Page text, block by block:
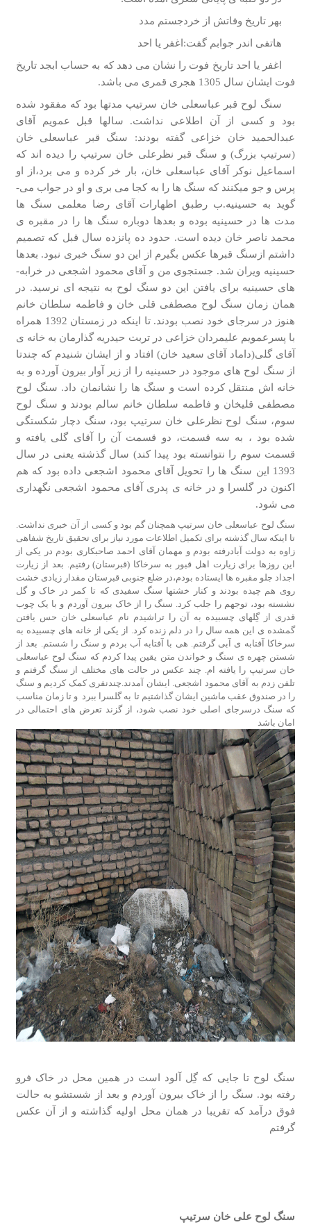
بهر تاریخ وفاتش از خردجستم مدد
هاتفی اندر جوابم گفت:اغفر یا احد
اغفر یا احد تاریخ فوت را نشان می دهد که به حساب ابجد تاریخ
فوت ایشان سال 1305 هجری قمری می باشد.
سنگ لوح قبر عباسعلی خان سرتیپ مدت­ها بود که مفقود شده
بود و کسی از آن اطلاعی نداشت. سال­ها قبل عمویم آقای
عبدالحمید خان خزاعی گفته بودند: سنگ قبر عباسعلی خان
(سرتیپ بزرگ) و سنگ قبر نظرعلی خان سرتیپ را دیده­ اند که
اسماعیل نوکر آقای عباسعلی خان، بار خر کرده و می­ برد،از او
پرس و جو می­کنند که سنگ­ ها را به­ کجا می­ بری و او در جواب می­
گوید به حسینیه.ب رطبق اظهارات آقای رضا معلمی سنگ­ ها
مدت­ ها در حسینیه بوده و بعدها دوباره سنگ­ ها را در مقبره­ ی
محمد ناصر خان دیده است. حدود ده پانزده سال قبل که تصمیم
داشتم ازسنگ قبرها عکس بگیرم از این دو سنگ خبری نبود. بعدها
حسینیه ویران شد. جستجوی من و آقای محمود اشجعی در خرابه­
های حسینیه برای یافتن این دو سنگ لوح به نتیجه­ ای نرسید. در
همان زمان سنگ لوح مصطفی قلی خان و فاطمه سلطان خانم
هنوز در سرجای خود نصب بودند. تا این­که در زمستان 1392 همراه
با پسرعمویم علی­مردان خزاعی در تربت حیدریه گذارمان به خانه­ ی
آقای گلی(داماد آقای سعید خان) افتاد و از ایشان شنیدم که چندتا
از سنگ لوح­ های موجود در حسینیه را از زیر آوار بیرون آورده و به
خانه­ اش منتقل کرده است و سنگ ­ها را نشانمان داد. سنگ لوح
مصطفی قلیخان و فاطمه سلطان خانم سالم بودند و سنگ لوح
سوم، سنگ لوح نظرعلی خان سرتیپ بود، سنگ دچار شکستگی
شده بود ، به سه قسمت، دو قسمت آن را آقای گلی یافته و
قسمت سوم را نتوانسته بود پیدا کند) سال گذشته یعنی در سال
1393 این سنگ­ ها را تحویل آقای محمود اشجعی داده بود که هم
اکنون در گلسرا و در خانه­ ی پدری آقای محمود اشجعی نگهداری
می­ شود.
سنگ لوح عباسعلی خان سرتیپ همچنان گم بود و کسی از آن خبری نداشت.
تا این­که سال گذشته برای تکمیل اطلاعات مورد نیاز برای تحقیق تاریخ شفاهی
زاوه به دولت آبادرفته بودم و مهمان آقای احمد صاحبکاری بودم در یکی از
این روزها برای زیارت اهل قبور به سرخاکا (قبرستان) رفتیم. بعد از زیارت
اجداد جلو مقبره­ ها ایستاده بودم،در ضلع جنوبی قبرستان مقدار زیادی خشت
روی هم چیده بودند و کنار خشت­ها سنگ سفیدی که تا کمر در خاک و گل
نشسته بود، توجهم را جلب کرد. سنگ را از خاک بیرون آوردم و با یک چوب
قدری از گِل­های چسبیده به آن را تراشیدم نام عباسعلی خان حس یافتن
گمشده­ ی این همه سال را در دلم زنده کرد. از یکی از خانه­ های چسبیده به
سرخاکا آفتابه­ ی آبی گرفتم. هی با آفتابه آب بردم و سنگ را شستم. بعد از
شستن چهره­ ی سنگ و خواندن متن یقین پیدا کردم که سنگ لوح عباسعلی
خان سرتیپ را یافته­ ام. چند عکس در حالت­ های مختلف از سنگ گرفتم و
تلفن زدم به آقای محمود اشجعی. ایشان آمدند.چندنفری کمک کردیم و سنگ
را در صندوق عقب ماشین ایشان گذاشتیم تا به گلسرا ببرد و تا زمان مناسب
که سنگ درسرجای اصلی خود نصب شود، از گزند تعرض ­های احتمالی در
امان باشد
سنگ لوح تا جایی که گِل آلود است در همین محل در خاک فرو
رفته بود. سنگ را از خاک بیرون آوردم و بعد از شستشو به حالت
فوق درآمد که تقریبا در همان محل اولیه گذاشته و از آن عکس
گرفتم
سنگ لوح علی خان سرتیپ